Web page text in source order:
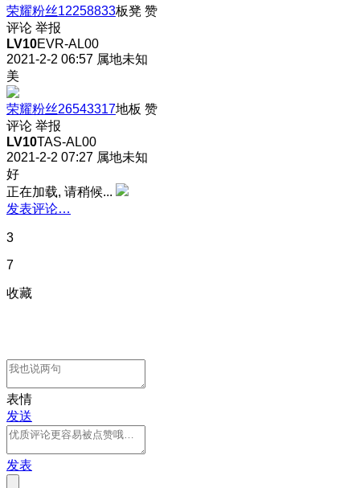
荣耀粉丝12258833板凳 赞
评论 举报
LV10EVR-AL00
2021-2-2 06:57 属地未知
美
荣耀粉丝26543317地板 赞
评论 举报
LV10TAS-AL00
2021-2-2 07:27 属地未知
好
正在加载, 请稍候...
发表评论…
3
7
收藏
表情
发送
发表